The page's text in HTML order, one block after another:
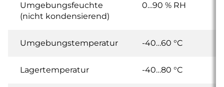
Umgebungsfeuchte
(nicht kondensierend)
0…90 % RH
Umgebungstemperatur -40…60 °C
Lagertemperatur -40…80 °C